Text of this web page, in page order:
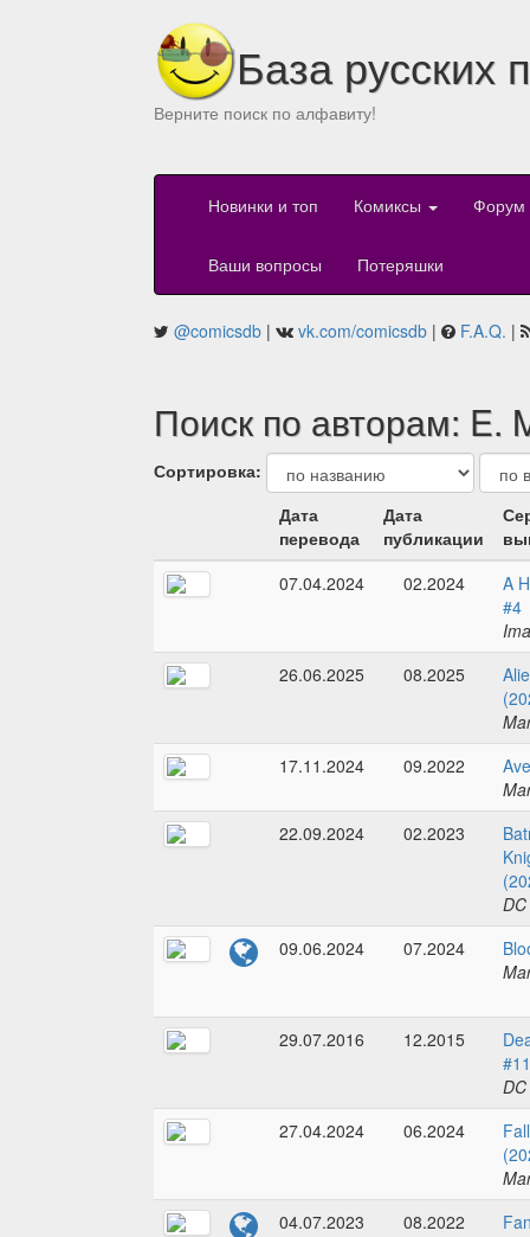
База русских
Верните поиск по алфавиту!
Новинки и топ Комиксы Форум
Ваши вопросы Потеряшки
@comicsdb | vk.com/comicsdb | F.A.Q. |
Поиск по авторам: E.
Сортировка:
Дата
перевода
Дата
публикации
07.04.2024
02.2024
A
#4
26.06.2025
08.2025
17.11.2024
09.2022
22.09.2024
02.2023
09.06.2024
07.2024
29.07.2016 12.2015
#11
27.04.2024
06.2024
04.07.2023
08.2022